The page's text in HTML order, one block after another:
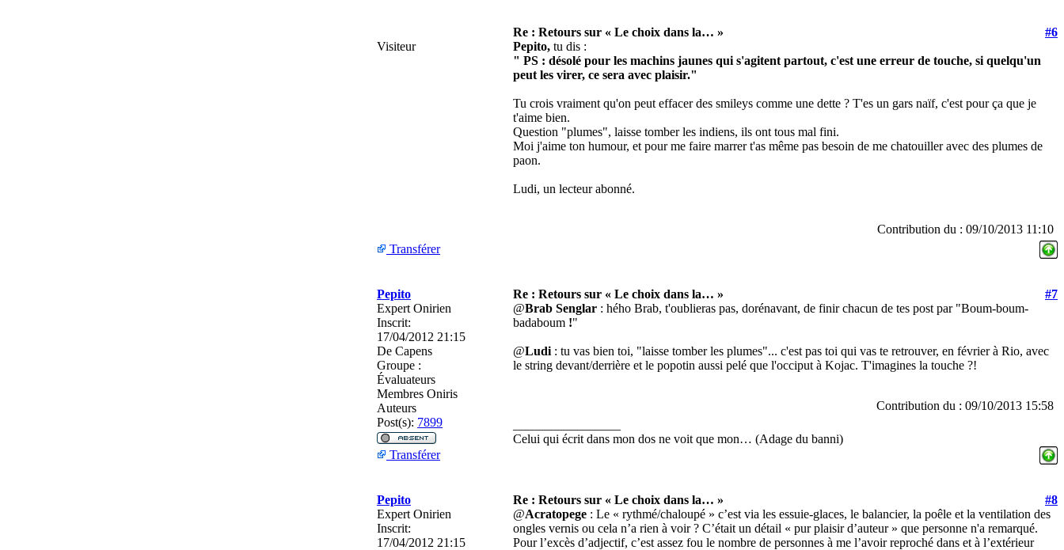
Re : Retours sur « Le choix dans la… »
#6
Visiteur
Pepito, tu dis :
" PS : désolé pour les machins jaunes qui s'agitent partout, c'est une erreur de touche, si quelqu'un
peut les virer, ce sera avec plaisir."
Tu crois vraiment qu'on peut effacer des smileys comme une dette ? T'es un gars naïf, c'est pour ça que je
t'aime bien.
Question "plumes", laisse tomber les indiens, ils ont tous mal fini.
Moi j'aime ton humour, et pour me faire marrer t'as même pas besoin de me chatouiller avec des plumes de
paon.
Ludi, un lecteur abonné.
Contribution du : 09/10/2013 11:10
Transférer
Pepito Re : Retours sur « Le choix dans la… »
#7
Expert Onirien
Inscrit:
17/04/2012 21:15
De Capens
Groupe :
Évaluateurs
Membres Oniris
Auteurs
Post(s): 7899
@Brab Senglar : hého Brab, t'oublieras pas, dorénavant, de finir chacun de tes post par "Boum-boum-
badaboum !"
@Ludi : tu vas bien toi, "laisse tomber les plumes"... c'est pas toi qui vas te retrouver, en février à Rio, avec
le string devant/derrière et le popotin aussi pelé que l'occiput à Kojac. T'imagines la touche ?!
Contribution du : 09/10/2013 15:58
Celui qui écrit dans mon dos ne voit que mon… (Adage du banni)
Transférer
Pepito Re : Retours sur « Le choix dans la… »
#8
Expert Onirien
Inscrit:
17/04/2012 21:15
@Acratopege : Le « rythmé/chaloupé » c’est via les essuie-glaces, le balancier, la poêle et la ventilation des
ongles vernis ou cela n’a rien à voir ? C’était un détail « pur plaisir d’auteur » que personne n'a remarqué.
Pour l’excès d’adjectif, c’est assez fou le nombre de personnes à me l’avoir reproché dans et à l’extérieur